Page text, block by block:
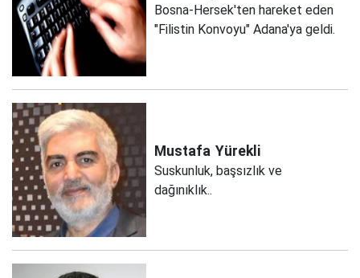
Bosna-Hersek'ten hareket eden
"Filistin Konvoyu" Adana'ya geldi.
Mustafa Yürekli
Suskunluk, başsızlık ve
dağınıklık..